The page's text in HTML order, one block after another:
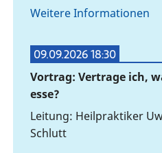
Weitere Informationen
09.09.2026 18:30
Vortrag: Vertrage ich,
esse?
Leitung: Heilpraktiker
Schlutt